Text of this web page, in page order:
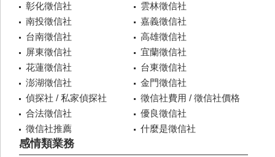
彰化徵信社
雲林徵信社
南投徵信社
嘉義徵信社
台南徵信社
高雄徵信社
屏東徵信社
宜蘭徵信社
花蓮徵信社
台東徵信社
澎湖徵信社
金門徵信社
偵探社 / 私家偵探社
徵信社費用 / 徵信社價格
合法徵信社
優良徵信社
徵信社推薦
什麼是徵信社
感情類業務